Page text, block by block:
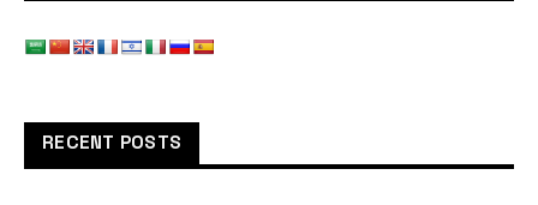
RECENT POSTS